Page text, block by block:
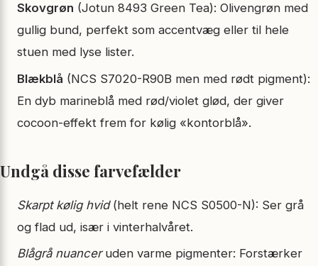
Skovgrøn (Jotun 8493 Green Tea): Olivengrøn med
gullig bund, perfekt som accentvæg eller til hele
stuen med lyse lister.
Blækblå (NCS S7020-R90B men med rødt pigment):
En dyb marineblå med rød/violet glød, der giver
cocoon-effekt frem for kølig «kontorblå».
Undgå disse farvefælder
Skarpt kølig hvid(helt rene NCS S0500-N): Ser grå
og flad ud, især i vinterhalvåret.
Blågrå nuanceruden varme pigmenter: Forstærker